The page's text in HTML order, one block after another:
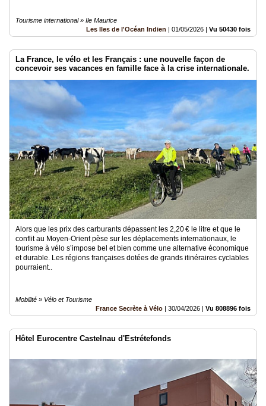
Tourisme international » Ile Maurice
Les Iles de l'Océan Indien | 01/05/2026 | Vu 50430 fois
La France, le vélo et les Français : une nouvelle façon de
concevoir ses vacances en famille face à la crise internationale.
Alors que les prix des carburants dépassent les 2,20 € le litre et que le
conflit au Moyen-Orient pèse sur les déplacements internationaux, le
tourisme à vélo s’impose bel et bien comme une alternative économique
et durable. Les régions françaises dotées de grands itinéraires cyclables
pourraient..
Mobilité » Vélo et Tourisme
France Secrète à Vélo | 30/04/2026 | Vu 808896 fois
Hôtel Eurocentre Castelnau d'Estrétefonds